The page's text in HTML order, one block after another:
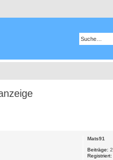
Mats91
Beiträge: 2
Registriert: